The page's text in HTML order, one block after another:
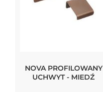
NOVA PROFILOWANY
UCHWYT - MIEDŹ